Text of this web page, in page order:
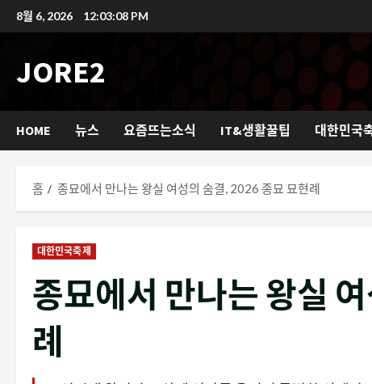
텐
8월 6, 2026 12:03:10 PM
JORE2
HOME 뉴스 요즘뜨는소식 IT&생활꿀팁 대한민국
홈 종묘에서 만나는 왕실 여성의 숨결, 2026 종묘 묘현례
대한민국축제
종묘에서 만나는 왕실
례